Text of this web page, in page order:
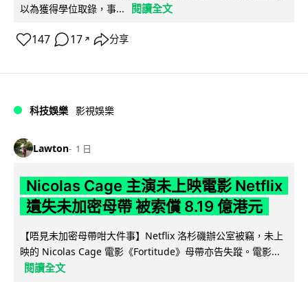
以為獲得學位取錄，事...
閱讀全文
147 17 ↗ 分享
科技娛樂 影視娛樂
Lawton 1 日
Nicolas Cage 主演未上映電影 Netflix
遺失未加密母帶 被索償 8.19 億港元
【唔見未加密母帶咁大件事】Netflix 洛杉磯辦公室被竊，未上
映的 Nicolas Cage 電影《Fortitude》母帶亦告失蹤。電影...
閱讀全文